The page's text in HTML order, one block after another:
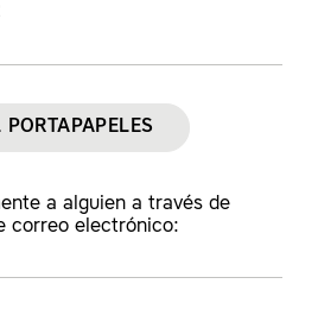
a alguien a través de
correo electrónico: